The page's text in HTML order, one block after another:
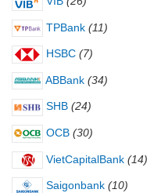
TPBank (11)
HSBC (7)
ABBank (34)
SHB (24)
OCB (30)
VietCapitalBank (14)
Saigonbank (10)